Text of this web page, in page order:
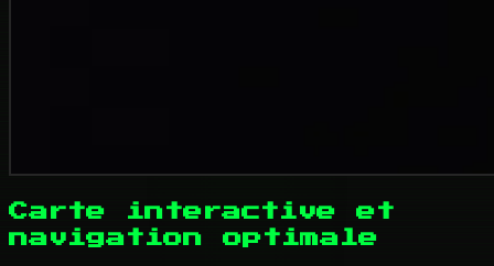
Carte interactive et
navigation optimale